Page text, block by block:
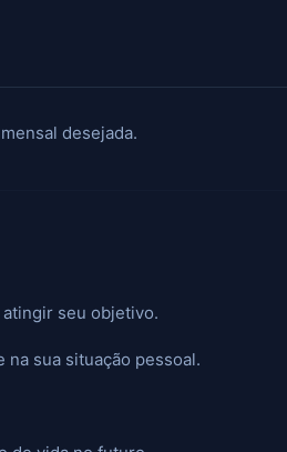
desejada.
seu objetivo.
na sua situação pessoal.